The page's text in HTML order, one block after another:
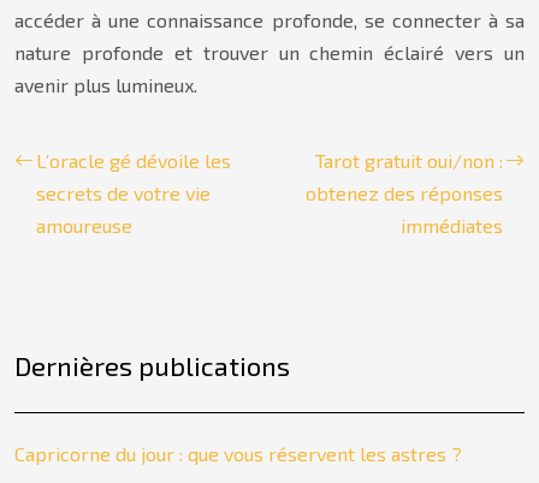
accéder à une connaissance profonde, se connecter à sa
nature profonde et trouver un chemin éclairé vers un
avenir plus lumineux.
L’oracle gé dévoile les
secrets de votre vie
amoureuse
Tarot gratuit oui/non :
obtenez des réponses
immédiates
Dernières publications
Capricorne du jour : que vous réservent les astres ?